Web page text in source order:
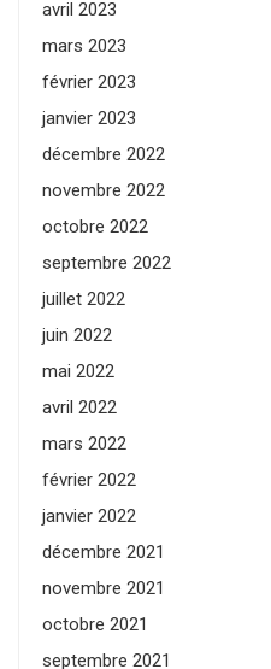
avril 2023
mars 2023
février 2023
janvier 2023
décembre 2022
novembre 2022
octobre 2022
septembre 2022
juillet 2022
juin 2022
mai 2022
avril 2022
mars 2022
février 2022
janvier 2022
décembre 2021
novembre 2021
octobre 2021
septembre 2021